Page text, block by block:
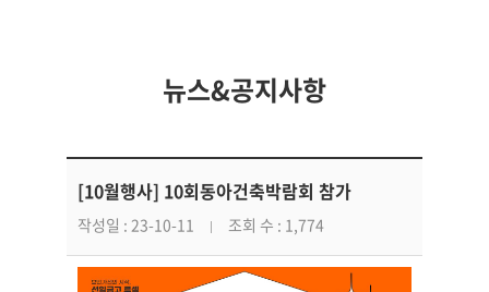
뉴스&공지사항
[10월행사] 10회동아건축박람회 참가
작성일 : 23-10-11 조회 수 : 1,774